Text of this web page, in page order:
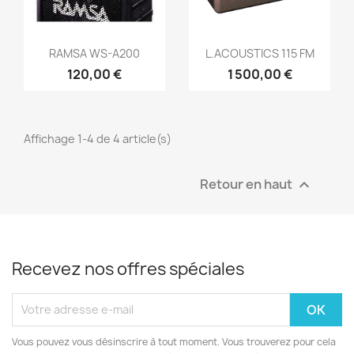
Aperçu rapide
RAMSA WS-A200
120,00 €
Aperçu rapide
L.ACOUSTICS 115 FM
1 500,00 €
Affichage 1-4 de 4 article(s)
Retour en haut 
Recevez nos offres spéciales
Vous pouvez vous désinscrire à tout moment. Vous trouverez pour cela